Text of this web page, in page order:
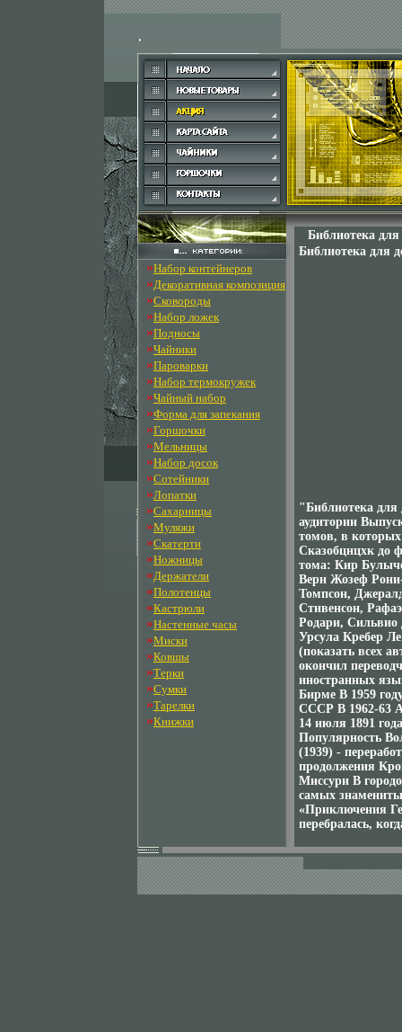
»Набор контейнеров
»Декоративная композиция
»Сковороды
»Набор ложек
»Подносы
»Чайники
»Пароварки
»Набор термокружек
»Чайный набор
»Форма для запекания
»Горшочки
»Мельницы
»Набор досок
»Сотейники
»Лопатки
»Сахарницы
»Муляжи
»Скатерти
»Ножницы
»Держатели
»Полотенцы
»Кастрюли
»Настенные часы
»Миски
»Ковшы
»Терки
»Сумки
»Тарелки
»Книжки
Библиотека
Библиотека для
"Библиотека для
аудитории
томов, в
Сказобцнцхк до
тома: Кир
Верн Жозеф
Томпсон,
Стивенсон,
Родари,
Урсула Кребер
(показать всех
окончил
иностранных
Бирме В 1959
СССР В 1962-63
14 июля 1891
Популярность
(1939) -
продолжения
Миссури В
самых
«Приключения
перебралась,